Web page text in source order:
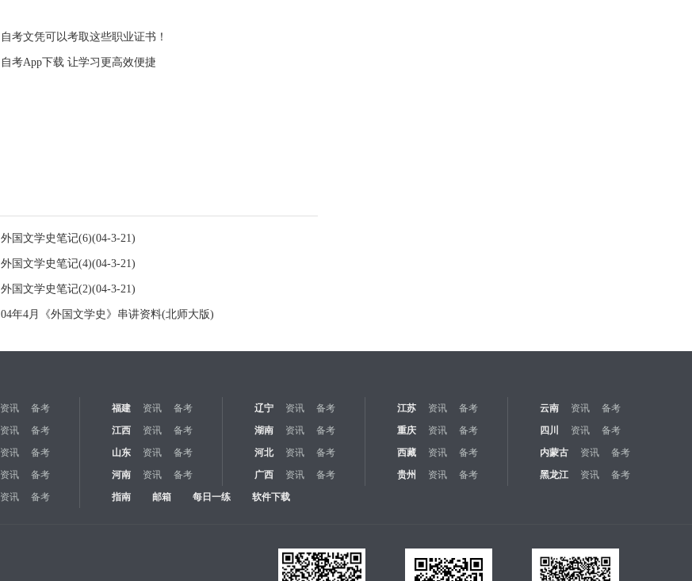
自考文凭可以考取这些职业证书！
自考App下载 让学习更高效便捷
外国文学史笔记(6)(04-3-21)
外国文学史笔记(4)(04-3-21)
外国文学史笔记(2)(04-3-21)
04年4月《外国文学史》串讲资料(北师大版)
资讯 备考 福建 资讯 备考 辽宁 资讯 备考 江苏 资讯 备考 云南 资讯
备考
资讯 备考 江西 资讯 备考 湖南 资讯 备考 重庆 资讯 备考 四川 资讯
备考
资讯 备考 山东 资讯 备考 河北 资讯 备考 西藏 资讯 备考 内蒙古 资讯
备考
资讯 备考 河南 资讯 备考 广西 资讯 备考 贵州 资讯 备考 黑龙江 资讯
备考
资讯 备考 指南 邮箱 每日一练 软件下载